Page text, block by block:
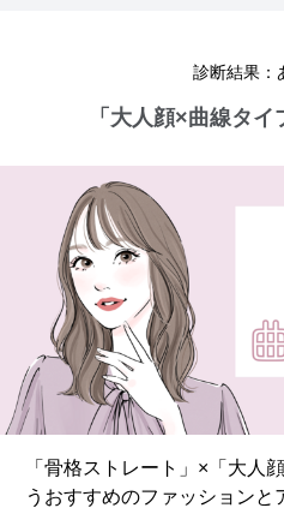
診断結果：
「大人顔×曲線タ
「骨格ストレート」×「大人
うおすすめのファッションと